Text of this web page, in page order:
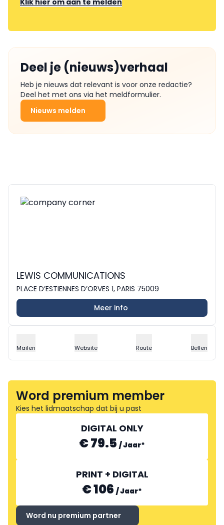
Klik hier om aan te melden
Deel je (nieuws)verhaal
Heb je nieuws dat relevant is voor onze redactie?
Deel het met ons via het meldformulier.
Nieuws melden
LEWIS COMMUNICATIONS
PLACE D’ESTIENNES D’ORVES 1, PARIS 75009
Meer info
Mailen Website Route Bellen
Word premium member
Kies het lidmaatschap dat bij u past
DIGITAL ONLY
€ 79.5 /Jaar*
PRINT + DIGITAL
€ 106 /Jaar*
Word nu premium partner